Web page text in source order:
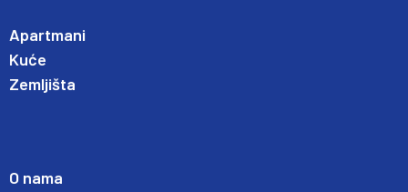
Apartmani
Kuće
Zemljišta
O nama